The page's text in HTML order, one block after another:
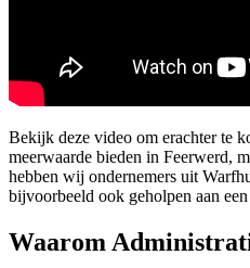
Bekijk deze video om erachter te
meerwaarde bieden in Feerwerd,
hebben wij ondernemers uit
bijvoorbeeld ook geholpen aan
Waarom